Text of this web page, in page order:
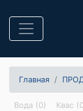
Главная
Вода (0) Квас